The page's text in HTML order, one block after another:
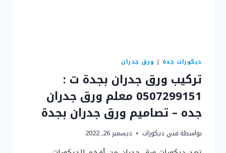
ديكورات جدة | ورق جدران
تركيب ورق جدران بجدة ت :
0507299151 معلم ورق جدران
جده – تصاميم ورق جدران بجدة
بواسطة فني ديكورات ديسمبر 26, 2022